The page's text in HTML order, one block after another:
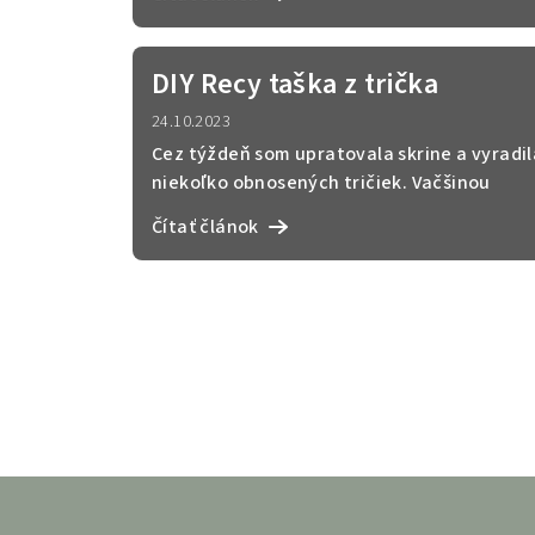
DIY Recy taška z trička
24.10.2023
Cez týždeň som upratovala skrine a
niekoľko obnosených tričiek. Vačšinou
skončia rozstrihan...
Čítať článok